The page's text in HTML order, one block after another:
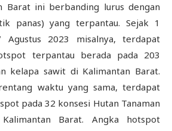
Barat ini berbanding lurus dengan
panas) yang terpantau. Sejak 1
Agustus 2023 misalnya, terdapat
terpantau berada pada 203
kelapa sawit di Kalimantan Barat.
waktu yang sama, terdapat
pada 32 konsesi Hutan Tanaman
Barat. Angka hotspot